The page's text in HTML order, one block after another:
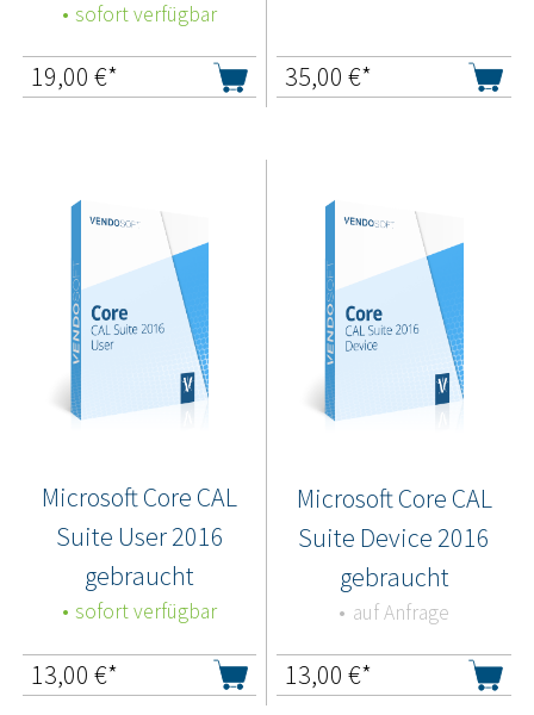
sofort verfügbar
19,00 €* 35,00 €*
Microsoft Core CAL
Suite User 2016
gebraucht
sofort verfügbar
13,00 €*
Microsoft Core CAL
Suite Device 2016
gebraucht
auf Anfrage
13,00 €*